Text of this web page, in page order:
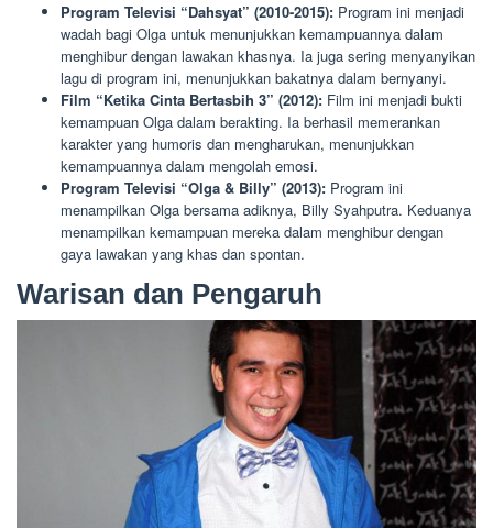
Program Televisi “Dahsyat” (2010-2015): Program ini menjadi
wadah bagi Olga untuk menunjukkan kemampuannya dalam
menghibur dengan lawakan khasnya. Ia juga sering menyanyikan
lagu di program ini, menunjukkan bakatnya dalam bernyanyi.
Film “Ketika Cinta Bertasbih 3” (2012): Film ini menjadi bukti
kemampuan Olga dalam berakting. Ia berhasil memerankan
karakter yang humoris dan mengharukan, menunjukkan
kemampuannya dalam mengolah emosi.
Program Televisi “Olga & Billy” (2013): Program ini
menampilkan Olga bersama adiknya, Billy Syahputra. Keduanya
menampilkan kemampuan mereka dalam menghibur dengan
gaya lawakan yang khas dan spontan.
Warisan dan Pengaruh